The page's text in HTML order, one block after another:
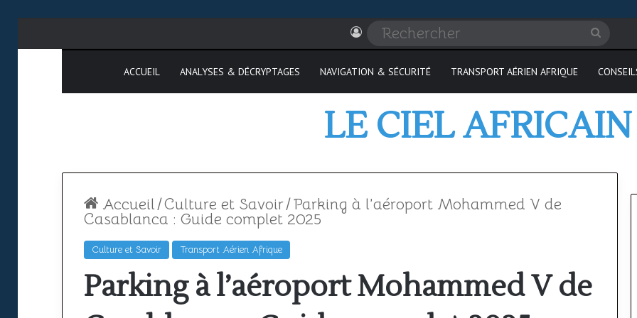
Connexion
ACCUEIL ANALYSES & DÉCRYPTAGES NAVIGATION & SÉCURITÉ TRANSPORT AÉRIEN AFRIQUE
LE CIEL AFRICAIN
Accueil/Culture et Savoir/Parking à l’aéroport Mohammed V de
Casablanca : Guide complet 2025
Culture et Savoir Transport Aérien Afrique
Parking à l’aéroport Mohammed V de
SAATM
:
pourquoi
passer
son
PPL